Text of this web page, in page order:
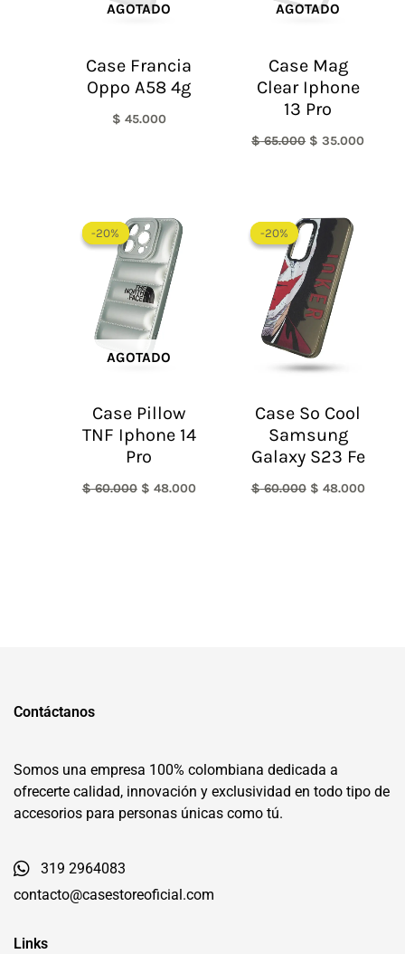
AGOTADO
Case Francia
Oppo A58 4g
$ 45.000
AGOTADO
Case Mag
Clear Iphone
13 Pro
$65.000 $ 35.000
-20%
AGOTADO
-20%
Case Pillow
TNF Iphone 14
Pro
$60.000
precio
original
era:
$ 60.000.
$ 48.000
-20%
-20%
Case So Cool
Samsung
Galaxy S23 Fe
$60.000
precio
original
era:
$ 60.000.
$ 48.000
Contáctanos
Somos una empresa 100% colombiana dedicada a
ofrecerte calidad, innovación y exclusividad en todo tipo de
accesorios para personas únicas como tú.
319 2964083
contacto@casestoreoficial.com
Links